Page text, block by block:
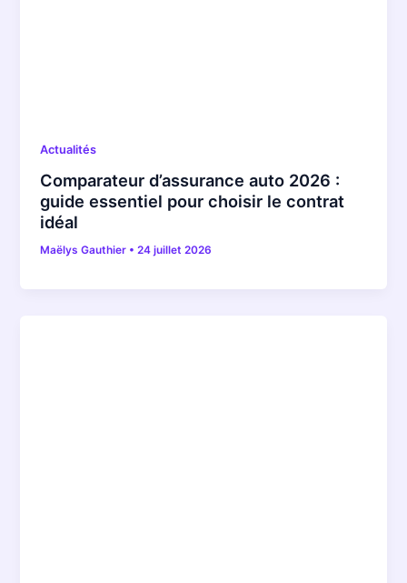
Actualités
Comparateur d’assurance auto 2026 :
guide essentiel pour choisir le contrat
idéal
Maëlys Gauthier •24 juillet 2026